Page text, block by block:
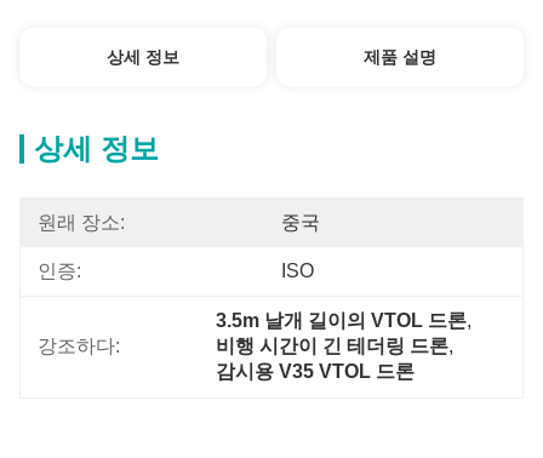
상세 정보 제품 설명
상세 정보
원래 장소: 중국
인증: ISO
강조하다:
3.5m 날개 길이의 VTOL 드론,
비행 시간이 긴 테더링 드론,
감시용 V35 VTOL 드론